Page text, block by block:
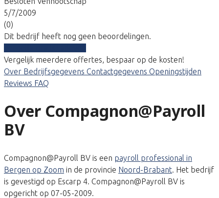
5/7/2009
(0)
Dit bedrijf heeft nog geen beoordelingen.
Vergelijk meerdere offertes, bespaar op de kosten!
Over Bedrijfsgegevens Contactgegevens Openingstijden
Reviews FAQ
Over Compagnon@Payroll
BV
Compagnon@Payroll BV is een payroll professional in
Bergen op Zoom in de provincie Noord-Brabant. Het bedrijf
is gevestigd op Escarp 4. Compagnon@Payroll BV is
opgericht op 07-05-2009.